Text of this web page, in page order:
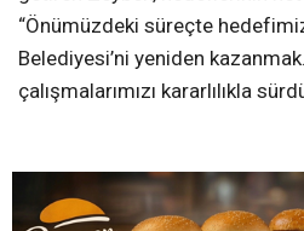
“Önümüzdeki süreçte
Belediyesi’ni yeniden
çalışmalarımızı kararlılıkla